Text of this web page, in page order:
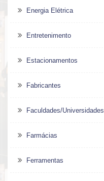
Energia Elétrica
Entretenimento
Estacionamentos
Fabricantes
Faculdades/Universidades
Farmácias
Ferramentas